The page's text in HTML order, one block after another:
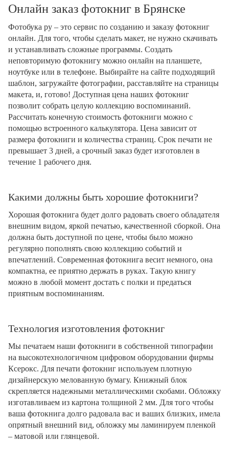
Онлайн заказ фотокниг в Брянске
Фотобука ру – это сервис по созданию и заказу фотокниг
онлайн. Для того, чтобы сделать макет, не нужно скачивать
и устанавливать сложные программы. Создать
неповторимую фотокнигу можно онлайн на планшете,
ноутбуке или в телефоне. Выбирайте на сайте подходящий
шаблон, загружайте фотографии, расставляйте на страницы
макета, и, готово! Доступная цена наших фотокниг
позволит собрать целую коллекцию воспоминаний.
Рассчитать конечную стоимость фотокниги можно с
помощью встроенного калькулятора. Цена зависит от
размера фотокниги и количества страниц. Срок печати не
превышает 3 дней, а срочный заказ будет изготовлен в
течение 1 рабочего дня.
Какими должны быть хорошие фотокниги?
Хорошая фотокнига будет долго радовать своего обладателя
внешним видом, яркой печатью, качественной сборкой. Она
должна быть доступной по цене, чтобы было можно
регулярно пополнять свою коллекцию событий и
впечатлений. Современная фотокнига весит немного, она
компактна, ее приятно держать в руках. Такую книгу
можно в любой момент достать с полки и предаться
приятным воспоминаниям.
Технология изготовления фотокниг
Мы печатаем наши фотокниги в собственной типографии
на высокотехнологичном цифровом оборудовании фирмы
Ксерокс. Для печати фотокниг используем плотную
дизайнерскую мелованную бумагу. Книжный блок
скрепляется надежными металлическими скобами. Обложку
изготавливаем из картона толщиной 2 мм. Для того чтобы
ваша фотокнига долго радовала вас и ваших близких, имела
опрятный внешний вид, обложку мы ламинируем пленкой
– матовой или глянцевой.